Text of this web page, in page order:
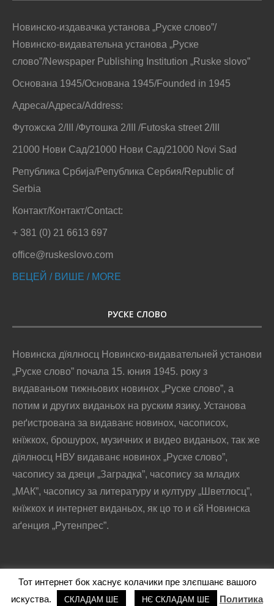
Новинско-издавачка установа „Руске слово”/
Новинско-видавательна установа „Руске
слово”/Newspaper Publishing Institution „Ruske slovo”
Основана 1945/Основана 1945/Founded in 1945
Адреса/Адреса/Address:
Футожска 2/III /Футошка 2/III /Futoska street 2/III
21000 Нови Сад/21000 Нови Сад/21000 Novi Sad
Република Србија/Република Сербия/Republic of
Serbia
Контакт/Контакт/Contact:
+ 381 (0) 21 6613 697
office@ruskeslovo.com
ВЕЦЕЙ / ВИШЕ / MORE
РУСКЕ СЛОВО
Новинска дїялносц Новинско-видавательней установи
„Руске слово” почала 15. юния 1945. року з
видаваньом тижньових новинох „Руске слово”, а
потим и других виданьох на руским язику. Установа
реґистрована за видаванє новинох, часописох,
кнїжкох, брошурох, музичних и видео виданьох, так же
дїялносц НВУ видаванє новинох „Руске слово”,
часопису за дзеци „Заградка”, часопису за младих
„МАК”, часопису за литературу и културу „Шветлосц”,
кнїжкох и интернет виданьох, як цо то и єй Новинска
аґенция „Рутенпрес”.
@2016 - РУСКЕ СЛОВО
Тот интернет бок хаснує колачики пре злєпшанє вашого
искуства.
СКЛАДАМ ШЕ НЄ СКЛАДАМ ШЕ Политика